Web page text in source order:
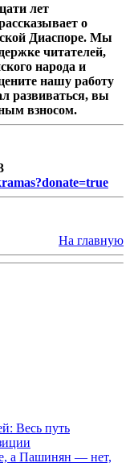
лет
о
Диаспоре. Мы
читателей,
народа и
нашу работу
развиваться, вы
взносом.
На главную
Весь путь
а Пашинян — нет,